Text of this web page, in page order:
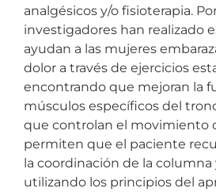
analgésicos y/o fisioterapia.
investigadores han realizado
ayudan a las mujeres
dolor a través de ejercicios
encontrando que mejoran la
músculos específicos del
que controlan el movimiento
permiten que el paciente
la coordinación de la columna
utilizando los principios del